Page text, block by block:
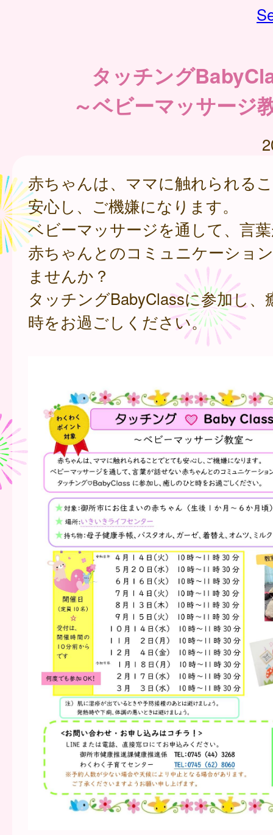
タッチング
～ベビーマッサージ
赤ちゃんは、ママに触れられる
安心し、ご機嫌になります。
ベビーマッサージを通して、言
赤ちゃんとのコミュニケーショ
ませんか？
タッチングBabyClassに参加し、
時をお過ごしください。